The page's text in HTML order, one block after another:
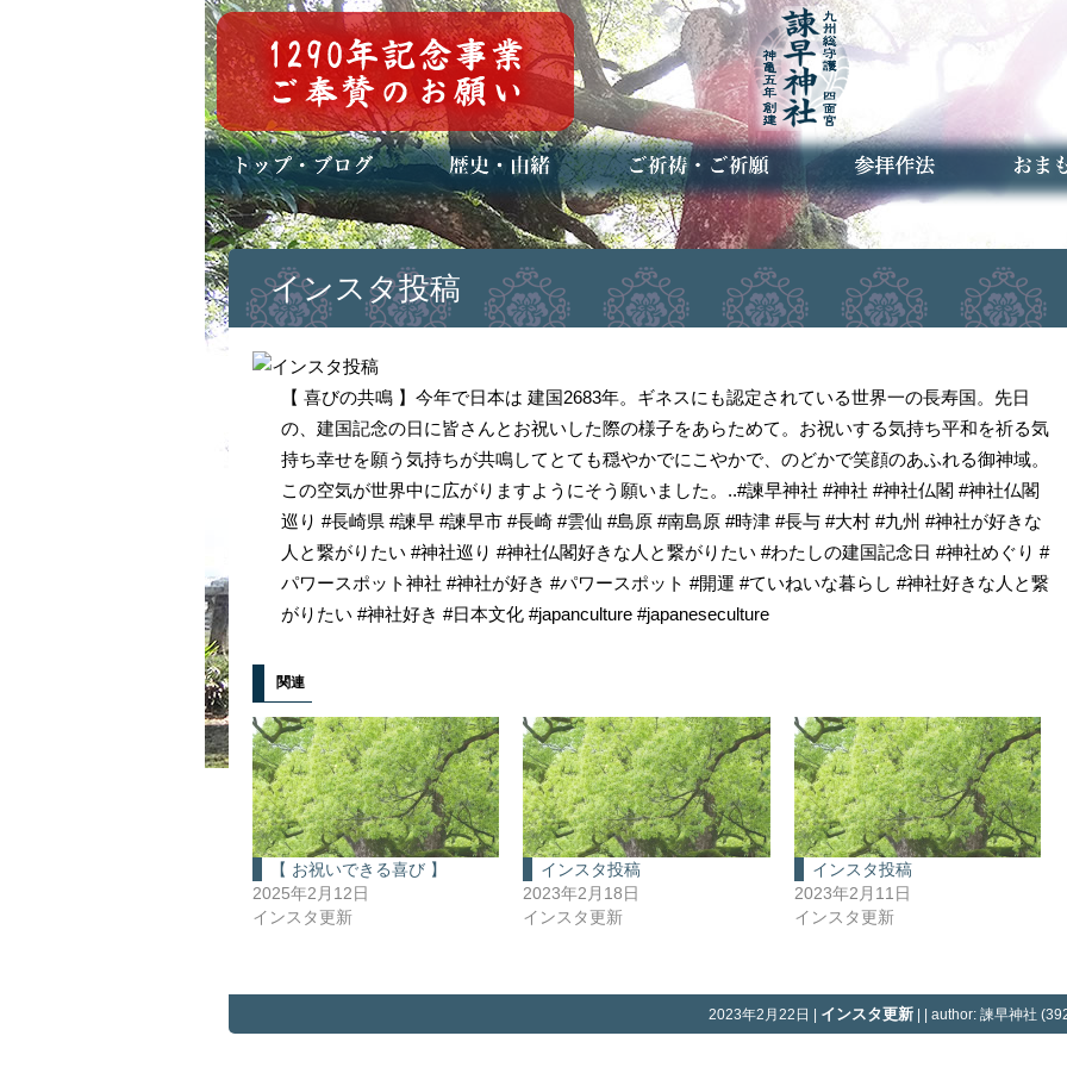
トップページ
ブログ(日々八百万)
お知らせ一覧 歴史・ご祭神
年中行事
メディア掲載 ご祈祷・ご祈願とは
安産祈願
初宮参り
七五三詣
長寿のお祝い
神前結婚式
厄祓い・方位除け
車のお祓い
地鎮祭
神葬祭（神式の葬儀） 神社とは
お参りの作法
インスタ投稿
【 喜びの共鳴 】今年で日本は 建国2683年。ギネスにも認定されている世界一の長寿国。先日
の、建国記念の日に皆さんとお祝いした際の様子をあらためて。お祝いする気持ち平和を祈る気
持ち幸せを願う気持ちが共鳴してとても穏やかでにこやかで、のどかで笑顔のあふれる御神域。
この空気が世界中に広がりますようにそう願いました。..#諫早神社 #神社 #神社仏閣 #神社仏閣
巡り #長崎県 #諫早 #諫早市 #長崎 #雲仙 #島原 #南島原 #時津 #長与 #大村 #九州 #神社が好きな
人と繋がりたい #神社巡り #神社仏閣好きな人と繋がりたい #わたしの建国記念日 #神社めぐり #
パワースポット神社 #神社が好き #パワースポット #開運 #ていねいな暮らし #神社好きな人と繋
がりたい #神社好き #日本文化 #japanculture #japaneseculture
関連
【 お祝いできる喜び 】
2025年2月12日
インスタ更新
インスタ投稿
2023年2月18日
インスタ更新
インスタ投稿
2023年2月11日
インスタ更新
2023年2月22日 | インスタ更新 | | author: 諫早神社